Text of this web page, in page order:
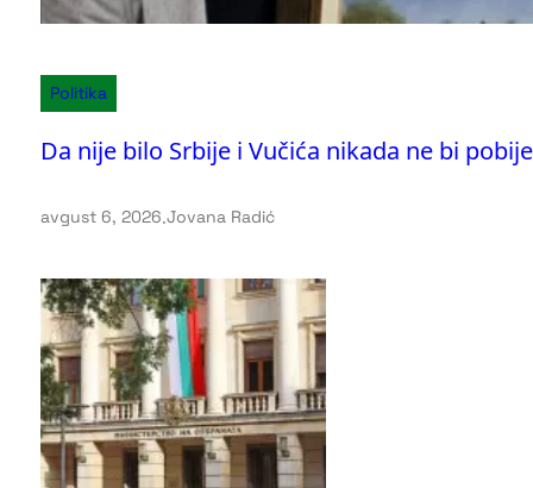
Politika
Da nije bilo Srbije i Vučića nikada ne bi
avgust 6, 2026.Jovana Radić